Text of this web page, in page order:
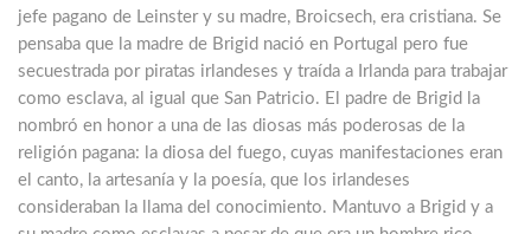
jefe pagano de Leinster y su madre, Broicsech, era cristiana. Se
pensaba que la madre de Brigid nació en Portugal pero fue
secuestrada por piratas irlandeses y traída a Irlanda para trabajar
como esclava, al igual que San Patricio. El padre de Brigid la
nombró en honor a una de las diosas más poderosas de la
religión pagana: la diosa del fuego, cuyas manifestaciones eran
el canto, la artesanía y la poesía, que los irlandeses
consideraban la llama del conocimiento. Mantuvo a Brigid y a